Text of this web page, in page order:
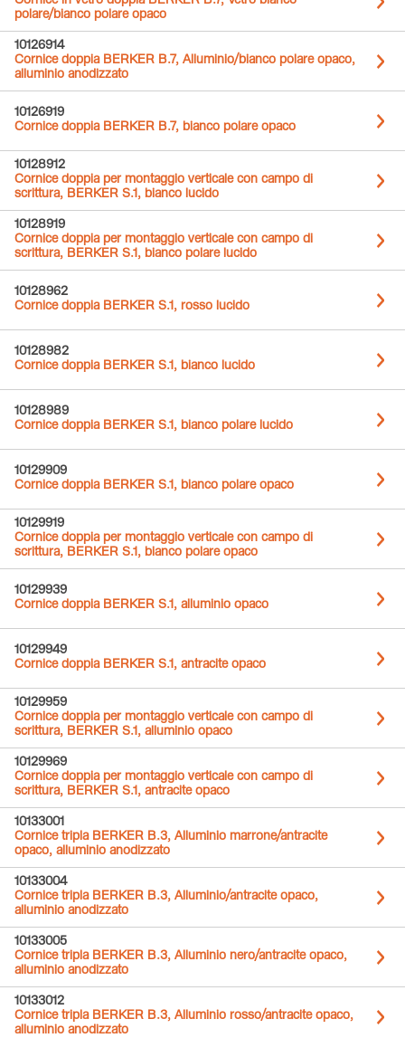
polare/bianco polare opaco
10126914
Cornice doppia BERKER B.7, Alluminio/bianco polare opaco,
alluminio anodizzato
10126919
Cornice doppia BERKER B.7, bianco polare opaco
10128912
Cornice doppia per montaggio verticale con campo di
scrittura, BERKER S.1, bianco lucido
10128919
Cornice doppia per montaggio verticale con campo di
scrittura, BERKER S.1, bianco polare lucido
10128962
Cornice doppia BERKER S.1, rosso lucido
10128982
Cornice doppia BERKER S.1, bianco lucido
10128989
Cornice doppia BERKER S.1, bianco polare lucido
10129909
Cornice doppia BERKER S.1, bianco polare opaco
10129919
Cornice doppia per montaggio verticale con campo di
scrittura, BERKER S.1, bianco polare opaco
10129939
Cornice doppia BERKER S.1, alluminio opaco
10129949
Cornice doppia BERKER S.1, antracite opaco
10129959
Cornice doppia per montaggio verticale con campo di
scrittura, BERKER S.1, alluminio opaco
10129969
Cornice doppia per montaggio verticale con campo di
scrittura, BERKER S.1, antracite opaco
10133001
Cornice tripla BERKER B.3, Alluminio marrone/antracite
opaco, alluminio anodizzato
10133004
Cornice tripla BERKER B.3, Alluminio/antracite opaco,
alluminio anodizzato
10133005
Cornice tripla BERKER B.3, Alluminio nero/antracite opaco,
alluminio anodizzato
10133012
Cornice tripla BERKER B.3, Alluminio rosso/antracite opaco,
alluminio anodizzato